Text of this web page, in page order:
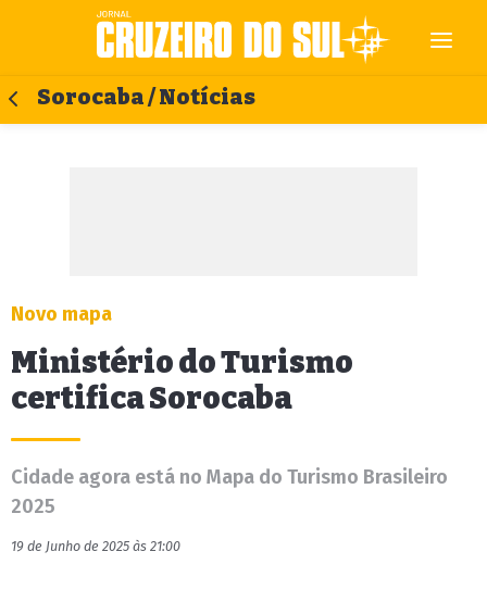
Sorocaba / Notícias
Novo mapa
Ministério do Turismo
certifica Sorocaba
Cidade agora está no Mapa do Turismo Brasileiro
2025
19 de Junho de 2025 às 21:00